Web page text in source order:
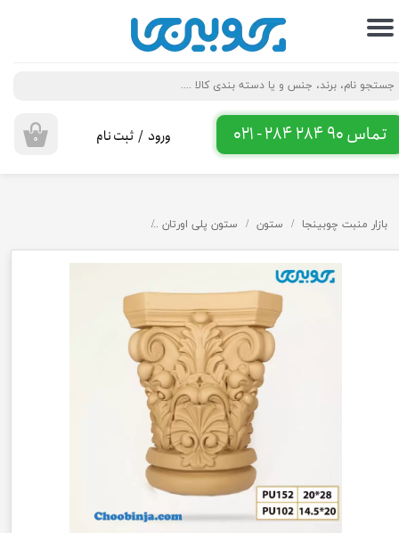
تماس 90 284 284 - 021 ۰ ورود / ثبت نام
حساب کاربری من
تغییر گذر واژه
سفارشات
خروج از حساب کاربری
بازار منبت چوبینجا ستون ستون پلی اورتان